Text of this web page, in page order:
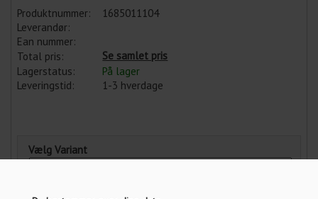
Produktnummer:
1685011104
Leverandør:
Ean nummer:
Total pris:
Se samlet pris
Lagerstatus:
På lager
Leveringstid:
1-3 hverdage
Vælg Variant